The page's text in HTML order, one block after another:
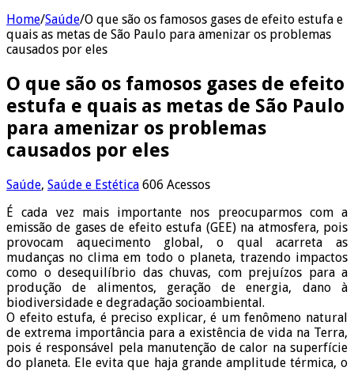
Home/Saúde/O que são os famosos gases de efeito estufa e
quais as metas de São Paulo para amenizar os problemas
causados por eles
O que são os famosos gases de efeito
estufa e quais as metas de São Paulo
para amenizar os problemas
causados por eles
Saúde, Saúde e Estética 606 Acessos
É cada vez mais importante nos preocuparmos com a
emissão de gases de efeito estufa (GEE) na atmosfera, pois
provocam aquecimento global, o qual acarreta as
mudanças no clima em todo o planeta, trazendo impactos
como o desequilíbrio das chuvas, com prejuízos para a
produção de alimentos, geração de energia, dano à
biodiversidade e degradação socioambiental.
O efeito estufa, é preciso explicar, é um fenômeno natural
de extrema importância para a existência de vida na Terra,
pois é responsável pela manutenção de calor na superfície
do planeta. Ele evita que haja grande amplitude térmica, o